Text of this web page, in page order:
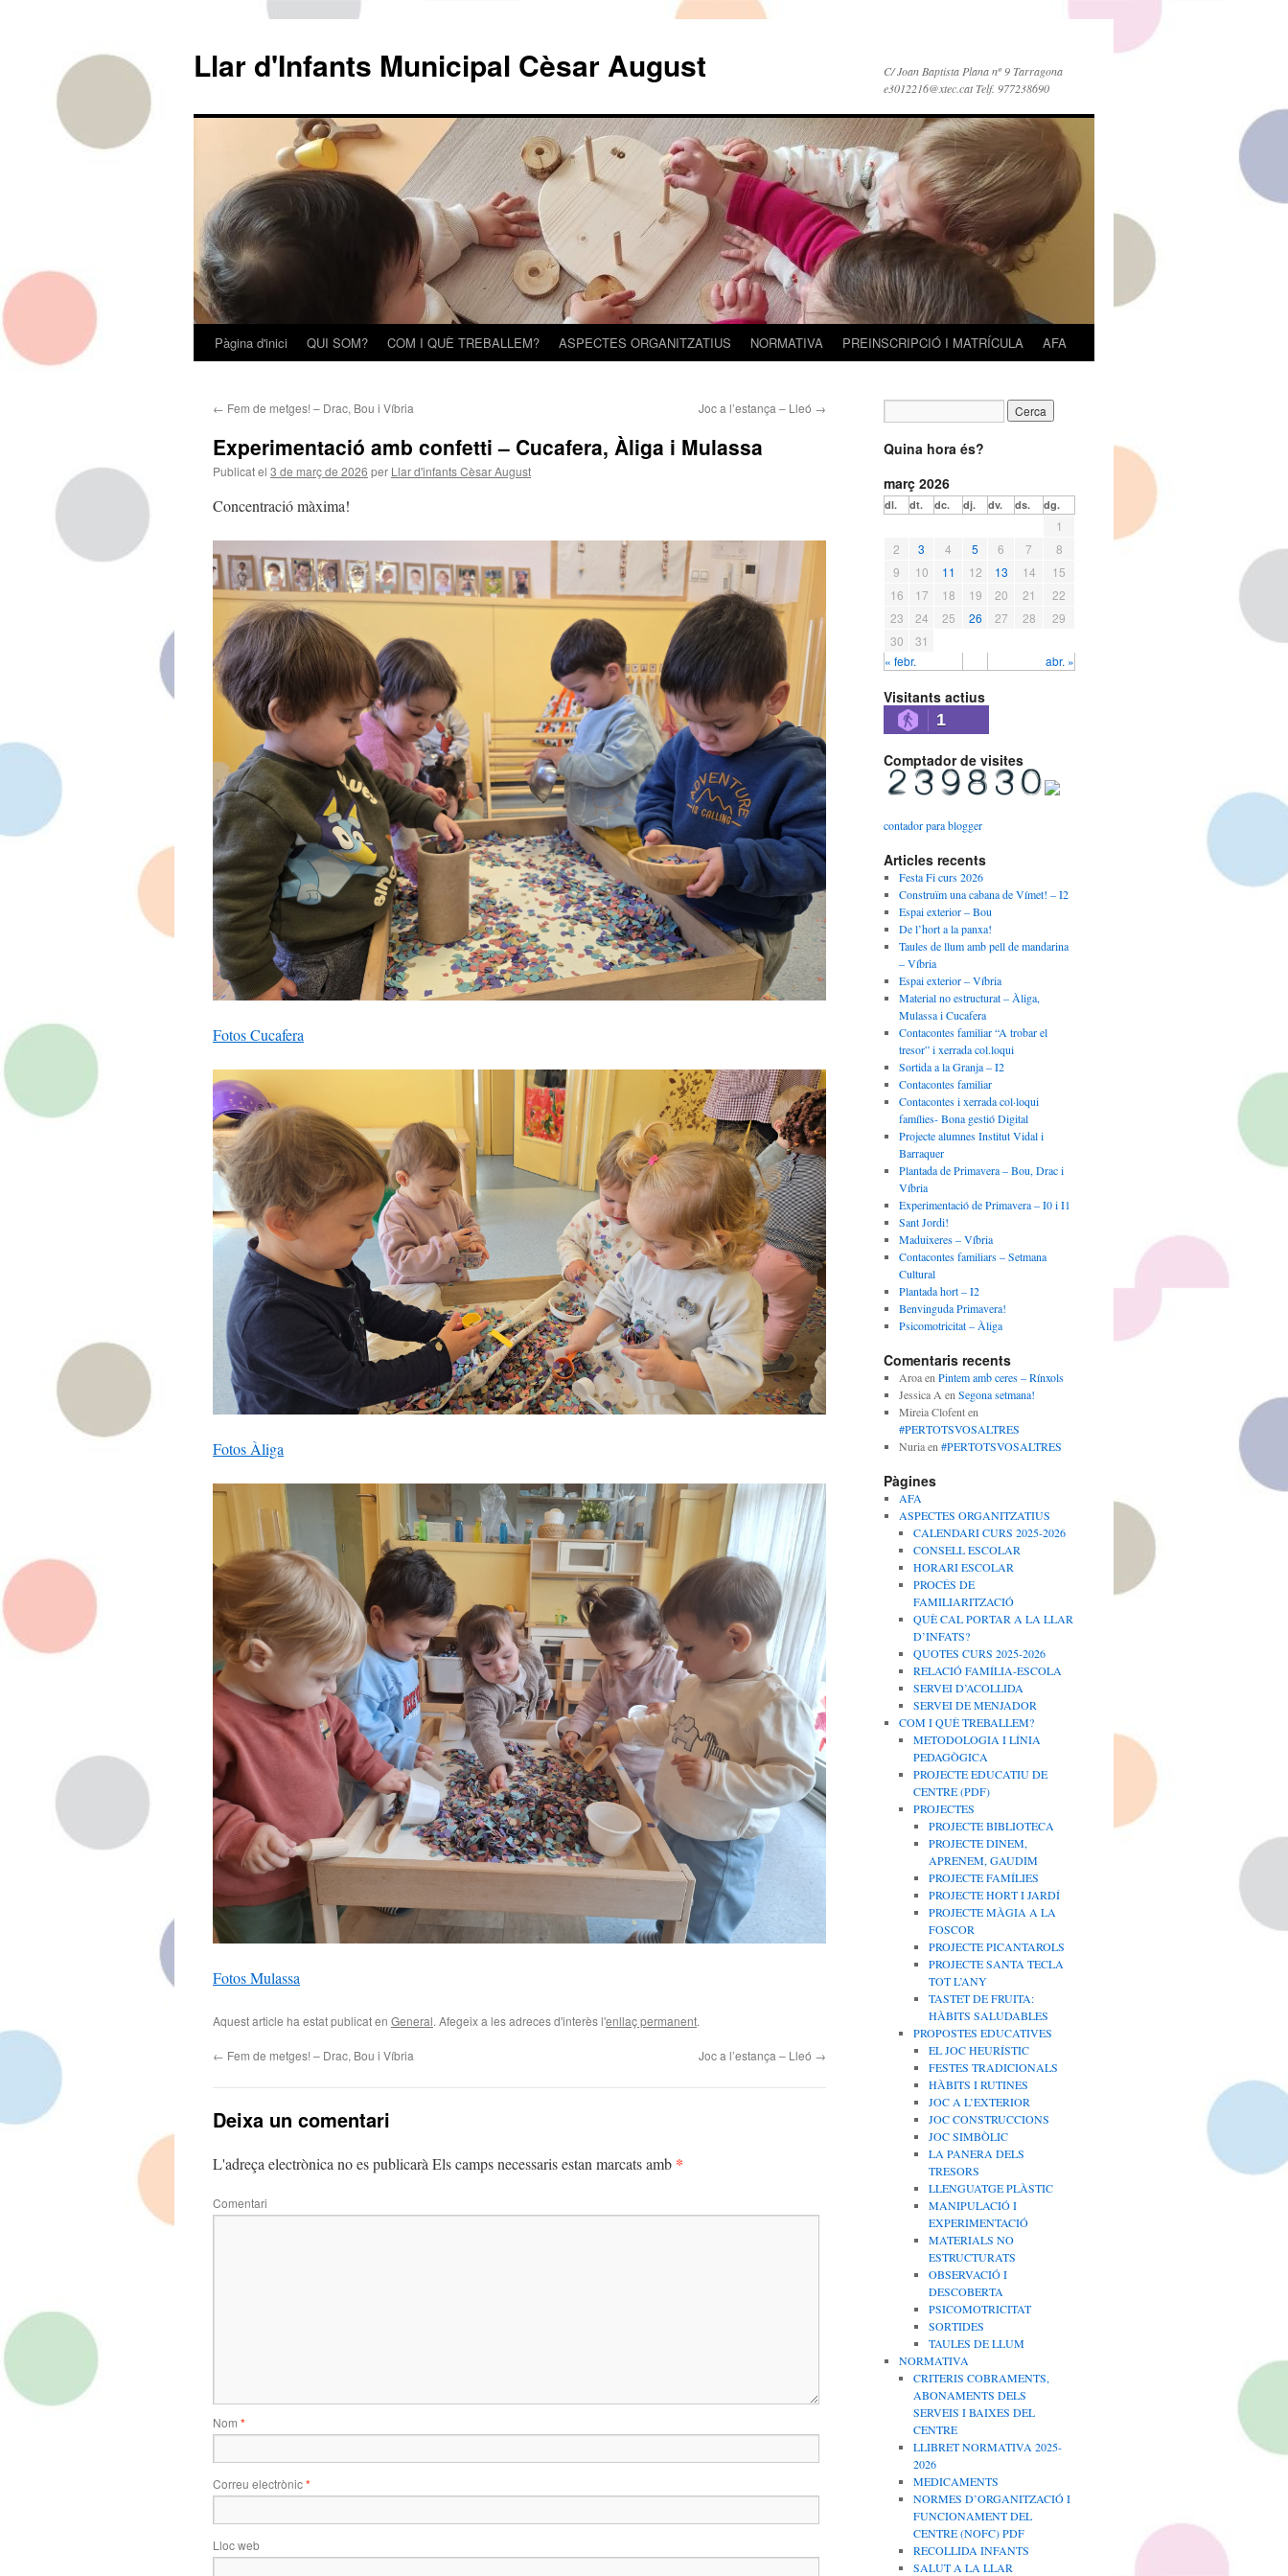
Llar d'Infants Municipal Cèsar August
C/ Joan Baptista Plana nº 9 Tarragona
e3012216@xtec.cat Telf. 977238690
Vés
contingut
Pàgina d'inici QUI SOM? COM I QUÈ TREBALLEM? ASPECTES ORGANITZATIUS NORMATIVA PREINSCRIPCIÓ I MATRÍCULA AFA
← Fem de metges! – Drac, Bou i Víbria Joc a l’estança – Lleó →
Experimentació amb confetti – Cucafera, Àliga i Mulassa
Publicat el 3 de març de 2026 per Llar d'infants Cèsar August
Concentració màxima!
Fotos Cucafera
Fotos Àliga
Fotos Mulassa
Aquest article ha estat publicat en General. Afegeix a les adreces d'interès l'enllaç permanent.
← Fem de metges! – Drac, Bou i Víbria Joc a l’estança – Lleó →
Deixa un comentari
L'adreça electrònica no es publicaràEls camps necessaris estan marcats amb *
Comentari
Nom *
Correu electrònic*
Lloc web
Quina hora és?
març 2026
dl. dt. dc. dj. dv. ds. dg.
« febr. abr. »
1
2
3 4 5 6 7
8
9
10 11 12 13 14
15
16
17 18 19 20 21
22
23
24 25 26 27 28
29
30
31
Visitants actius
1
Comptador de visites
contador para blogger
Articles recents
Festa Fi curs 2026
Construïm una cabana de Vímet! – I2
Espai exterior – Bou
De l’hort a la panxa!
Taules de llum amb pell de mandarina
– Víbria
Espai exterior – Víbria
Material no estructurat – Àliga,
Mulassa i Cucafera
Contacontes familiar “A trobar el
tresor” i xerrada col.loqui
Sortida a la Granja – I2
Contacontes familiar
Contacontes i xerrada col·loqui
famílies- Bona gestió Digital
Projecte alumnes Institut Vidal i
Barraquer
Plantada de Primavera – Bou, Drac i
Víbria
Experimentació de Primavera – I0 i I1
Sant Jordi!
Maduixeres – Víbria
Contacontes familiars – Setmana
Cultural
Plantada hort – I2
Benvinguda Primavera!
Psicomotricitat – Àliga
Comentaris recents
Aroaen Pintem amb ceres – Rínxols
Jessica A en Segona setmana!
Mireia Clofenten
#PERTOTSVOSALTRES
Nuriaen #PERTOTSVOSALTRES
Pàgines
AFA
ASPECTES ORGANITZATIUS
CALENDARI CURS 2025-2026
CONSELL ESCOLAR
HORARI ESCOLAR
PROCÉS DE
FAMILIARITZACIÓ
QUÈ CAL PORTAR A LA LLAR
D’INFATS?
QUOTES CURS 2025-2026
RELACIÓ FAMÍLIA-ESCOLA
SERVEI D’ACOLLIDA
SERVEI DE MENJADOR
COM I QUÈ TREBALLEM?
METODOLOGIA I LÍNIA
PEDAGÒGICA
PROJECTE EDUCATIU DE
CENTRE (PDF)
PROJECTES
PROJECTE BIBLIOTECA
PROJECTE DINEM,
APRENEM, GAUDIM
PROJECTE FAMÍLIES
PROJECTE HORT I JARDÍ
PROJECTE MÀGIA A LA
FOSCOR
PROJECTE PICANTAROLS
PROJECTE SANTA TECLA
TOT L’ANY
TASTET DE FRUITA:
HÀBITS SALUDABLES
PROPOSTES EDUCATIVES
EL JOC HEURÍSTIC
FESTES TRADICIONALS
HÀBITS I RUTINES
JOC A L’EXTERIOR
JOC CONSTRUCCIONS
JOC SIMBÒLIC
LA PANERA DELS
TRESORS
LLENGUATGE PLÀSTIC
MANIPULACIÓ I
EXPERIMENTACIÓ
MATERIALS NO
ESTRUCTURATS
OBSERVACIÓ I
DESCOBERTA
PSICOMOTRICITAT
SORTIDES
TAULES DE LLUM
NORMATIVA
CRITERIS COBRAMENTS,
ABONAMENTS DELS
SERVEIS I BAIXES DEL
CENTRE
LLIBRET NORMATIVA 2025-
2026
MEDICAMENTS
NORMES D’ORGANITZACIÓ I
FUNCIONAMENT DEL
CENTRE (NOFC) PDF
RECOLLIDA INFANTS
SALUT A LA LLAR